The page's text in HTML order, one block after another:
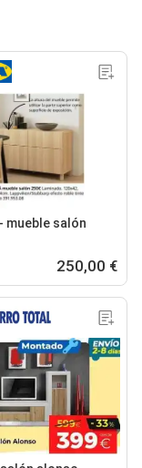
mueble salón
250,00 €